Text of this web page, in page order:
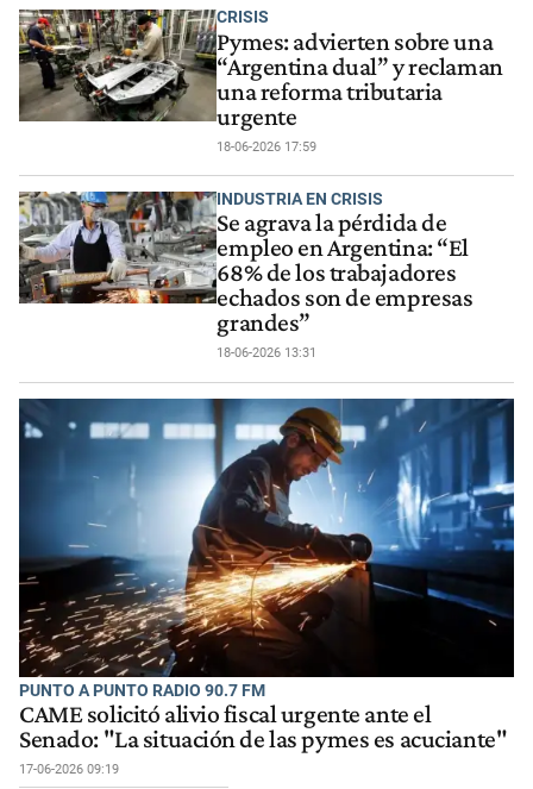
CRISIS
Pymes: advierten sobre una
“Argentina dual” y reclaman
una reforma tributaria
urgente
18-06-2026 17:59
INDUSTRIA EN CRISIS
Se agrava la pérdida de
empleo en Argentina: “El
68% de los trabajadores
echados son de empresas
grandes”
18-06-2026 13:31
PUNTO A PUNTO RADIO 90.7 FM
CAME solicitó alivio fiscal urgente ante el
Senado: "La situación de las pymes es acuciante"
17-06-2026 09:19